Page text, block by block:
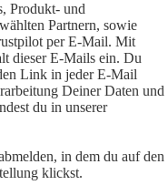
Produkt- und
Partnern, sowie
per E-Mail. Mit
dieser E-Mails ein. Du
Link in jeder E-Mail
Deiner Daten und
du in unserer
in dem du auf den
klickst.